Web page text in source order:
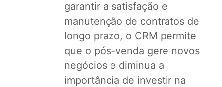
garantir a satisfação e
manutenção de contratos de
longo prazo, o CRM permite
que o pós-venda gere novos
negócios e diminua a
importância de investir na